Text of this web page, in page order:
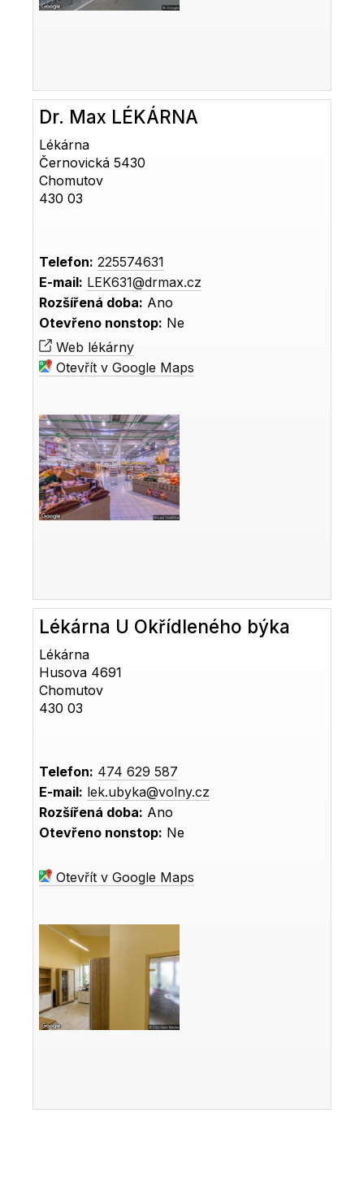
Dr. Max LÉKÁRNA
Lékárna
Černovická 5430
Chomutov
430 03
Telefon: 225574631
E-mail: LEK631@drmax.cz
Rozšířená doba: Ano
Otevřeno nonstop: Ne
Web lékárny
Otevřít v Google Maps
Lékárna U Okřídleného býka
Lékárna
Husova 4691
Chomutov
430 03
Telefon: 474 629 587
E-mail: lek.ubyka@volny.cz
Rozšířená doba: Ano
Otevřeno nonstop: Ne
Otevřít v Google Maps